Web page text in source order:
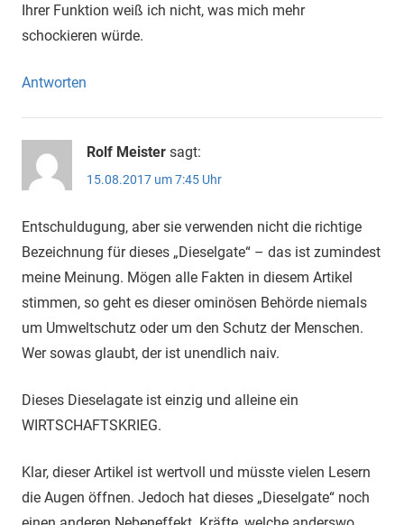
Ihrer Funktion weiß ich nicht, was mich mehr
schockieren würde.
Antworten
Rolf Meister sagt:
15.08.2017 um 7:45 Uhr
Entschuldugung, aber sie verwenden nicht die richtige
Bezeichnung für dieses „Dieselgate“ – das ist zumindest
meine Meinung. Mögen alle Fakten in diesem Artikel
stimmen, so geht es dieser ominösen Behörde niemals
um Umweltschutz oder um den Schutz der Menschen.
Wer sowas glaubt, der ist unendlich naiv.
Dieses Dieselagate ist einzig und alleine ein
WIRTSCHAFTSKRIEG.
Klar, dieser Artikel ist wertvoll und müsste vielen Lesern
die Augen öffnen. Jedoch hat dieses „Dieselgate“ noch